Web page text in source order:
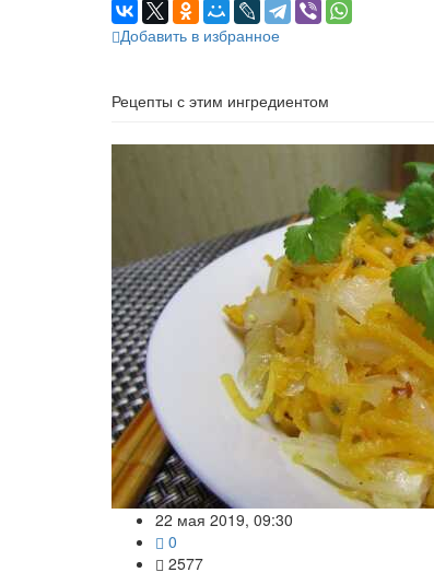
Добавить в избранное
Рецепты с этим ингредиентом
22 мая 2019, 09:30
0
2577